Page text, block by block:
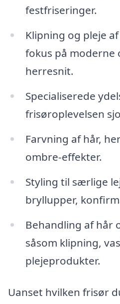
festfriseringer.
Klipning og pleje
fokus på moderne
herresnit.
Specialiserede
frisøroplevelsen
Farvning af hår,
ombre-effekter.
Styling til særlige
bryllupper,
Behandling af hår
såsom klipning,
plejeprodukter.
Uanset hvilken frisør